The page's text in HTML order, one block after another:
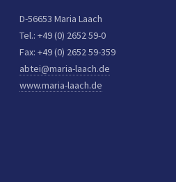
D-56653 Maria Laach
Tel.: +49 (0) 2652 59-0
Fax: +49 (0) 2652 59-359
abtei@maria-laach.de
www.maria-laach.de